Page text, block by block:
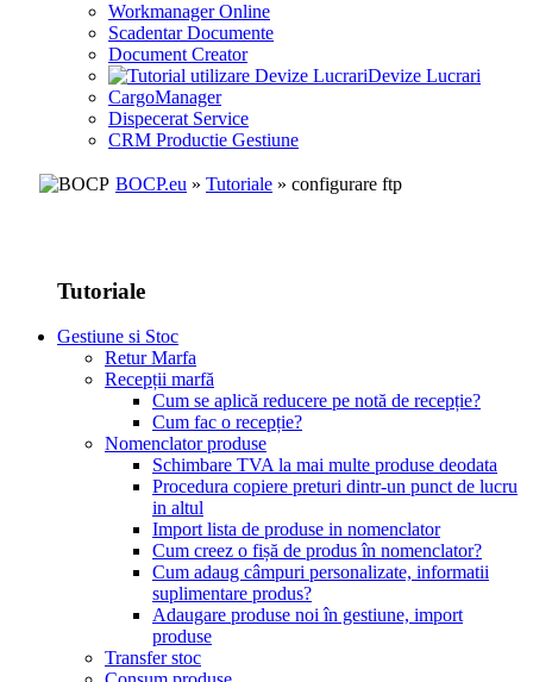
Workmanager Online
Scadentar Documente
Document Creator
Devize Lucrari
CargoManager
Dispecerat Service
CRM Productie Gestiune
BOCP.eu » Tutoriale » configurare ftp
Tutoriale
Gestiune si Stoc
Retur Marfa
Recepții marfă
Cum se aplică reducere pe notă de recepție?
Cum fac o recepție?
Nomenclator produse
Schimbare TVA la mai multe produse deodata
Procedura copiere preturi dintr-un punct de lucru
in altul
Import lista de produse in nomenclator
Cum creez o fișă de produs în nomenclator?
Cum adaug câmpuri personalizate, informatii
suplimentare produs?
Adaugare produse noi în gestiune, import
produse
Transfer stoc